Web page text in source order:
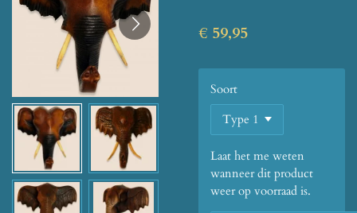
€ 59,95
Soort
Laat het me weten
wanneer dit product
weer op voorraad is.